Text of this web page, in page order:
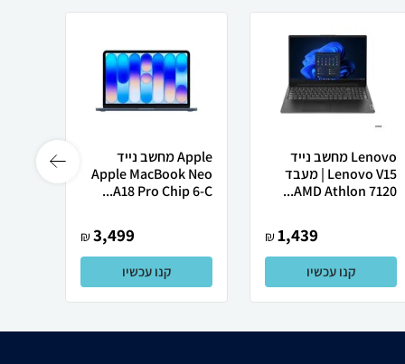
Lenovo מחשב נייד
Lenovo V15 | מעבד
AMD Athlon 7120...
1,439
₪
קנו עכשיו
Apple מחשב נייד
Apple MacBook Neo
A18 Pro Chip 6-C...
3,499
₪
קנו עכשיו